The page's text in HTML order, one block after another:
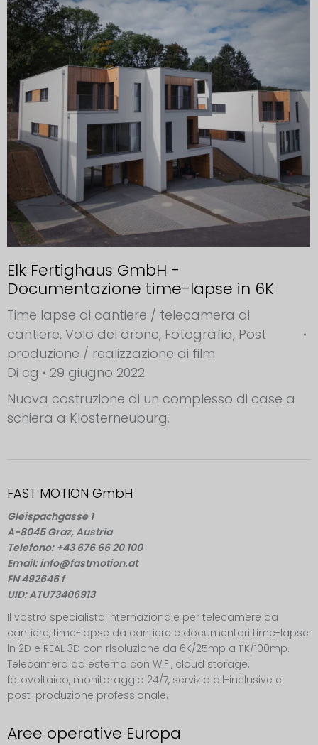
Elk Fertighaus GmbH -
Documentazione time-lapse in 6K
Time lapse di cantiere / telecamera di
cantiere, Volo del drone, Fotografia, Post
produzione / realizzazione di film
Di cg
29 giugno 2022
Nuova costruzione di un complesso di case a
schiera a Klosterneuburg.
FAST MOTION GmbH
Gleispachgasse 1
A-8045 Graz, Austria
Telefono: +43 676 66 20 100
Email: info@fastmotion.at
FN 492646 f
UID: ATU73406913
Il vostro specialista internazionale per telecamere da
cantiere, time-lapse da cantiere e documentari time-lapse
in 2D e REAL 3D con risoluzione da 6K/25mp a 11K/100mp.
Telecamera da esterno con WIFI, cloud storage,
fotovoltaico, monitoraggio 24/7, servizio all-inclusive e
post-produzione professionale.
Aree operative Europa